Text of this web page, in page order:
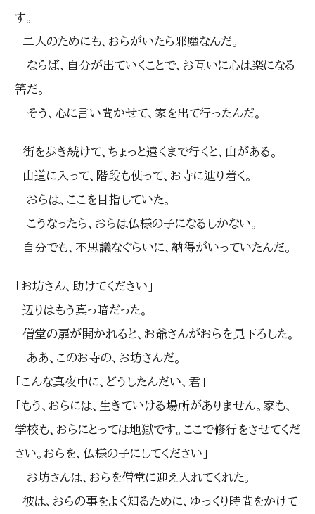
す。
二人のためにも、おらがいたら邪魔なんだ。
ならば、自分が出ていくことで、お互いに心は楽になる
筈だ。
そう、心に言い聞かせて、家を出て行ったんだ。
街を歩き続けて、ちょっと遠くまで行くと、山がある。
山道に入って、階段も使って、お寺に辿り着く。
おらは、ここを目指していた。
こうなったら、おらは仏様の子になるしかない。
自分でも、不思議なぐらいに、納得がいっていたんだ。
「お坊さん、助けてください」
辺りはもう真っ暗だった。
僧堂の扉が開かれると、お爺さんがおらを見下ろした。
ああ、このお寺の、お坊さんだ。
「こんな真夜中に、どうしたんだい、君」
「もう、おらには、生きていける場所がありません。家も、
学校も、おらにとっては地獄です。ここで修行をさせてくだ
さい。おらを、仏様の子にしてください」
お坊さんは、おらを僧堂に迎え入れてくれた。
彼は、おらの事をよく知るために、ゆっくり時間をかけて